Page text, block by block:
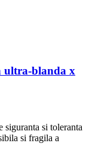
ultra-blanda x
siguranta si toleranta
si fragila a